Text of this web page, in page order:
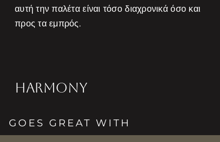
αυτή την παλέτα είναι τόσο διαχρονικά όσο και
προς τα εμπρός.
HARMONY
GOES GREAT WITH